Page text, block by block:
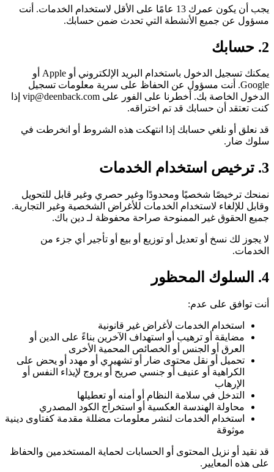
يجب أن يكون عمرك 13 عامًا على الأقل لاستخدام الخدمات. أنت
مسؤول عن جميع الأنشطة التي تحدث ضمن حسابك.
2. حسابك
يمكنك تسجيل الدخول باستخدام البريد الإلكتروني أو Apple أو
Google. أنت مسؤول عن الحفاظ على سرية معلومات تسجيل
الدخول الخاصة بك. أخطرنا على الفور على vip@deenback.com إذا
كنت تعتقد أن حسابك قد تم اختراقه.
قد نعلق أو نلغي حسابك إذا انتهكت هذه الشروط أو انخرطت في
سلوك ضار.
3. ترخيص استخدام الخدمات
نمنحك ترخيصًا شخصيًا ومحدودًا وغير حصري وغير قابل للتحويل
وقابل للإلغاء لاستخدام الخدمات للأغراض الشخصية وغير التجارية.
جميع الحقوق غير الممنوحة صراحة محفوظة لـ دين باك.
لا يجوز لك نسخ أو تعديل أو توزيع أو بيع أو تأجير أي جزء من
الخدمات.
4. السلوك المحظور
أنت توافق على عدم:
استخدام الخدمات لأغراض غير قانونية
مضايقة أو ترهيب أو استهداف الآخرين بناءً على الدين أو
العرق أو الجنس أو الخصائص المحمية الأخرى
تحميل أو نقل محتوى ضار أو تشهيري أو مهدد أو يحض على
الكراهية أو عنيف أو جنسي صريح أو يروج لإيذاء النفس أو
الإرهاب
التدخل في سلامة النظام أو أمنه أو تعطيلها
محاولة الهندسة العكسية أو استخراج الكود المصدري
استخدام الخدمات لنشر معلومات مضللة مقدمة كفتاوى دينية
موثوقة
قد نقيد أو نزيل المحتوى أو الحسابات لحماية المستخدمين والحفاظ
على هذه المعايير.